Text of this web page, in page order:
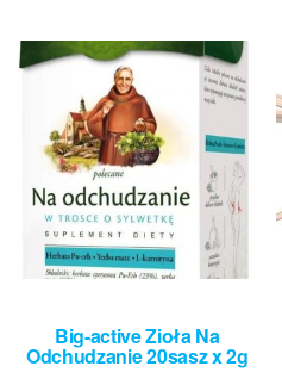
Big-active Zioła Na
Odchudzanie 20sasz x 2g